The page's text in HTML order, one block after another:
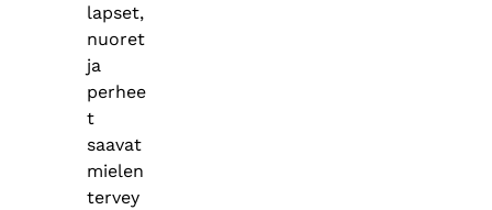
lapset,
nuoret
ja
perhee
t
saavat
mielen
tervey